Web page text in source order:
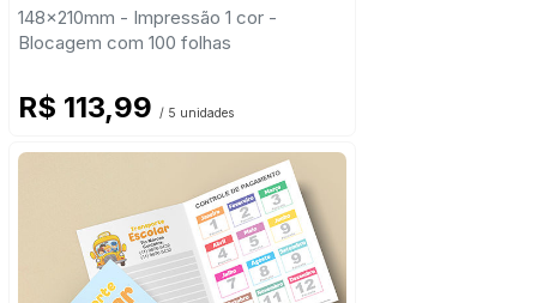
148x210mm - Impressão 1 cor -
Blocagem com 100 folhas
R$ 113,99 / 5 unidades